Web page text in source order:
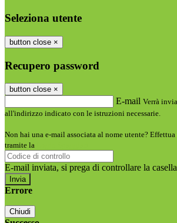
Seleziona utente
button close ×
Recupero password
button close ×
E-mail Verrà
all'indirizzo indicato con le istruzioni necessarie.
Non hai una e-mail associata al nome utente?
tramite la
E-mail inviata, si prega di controllare la
Errore
Chiudi